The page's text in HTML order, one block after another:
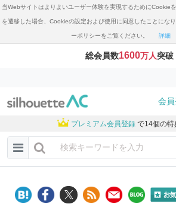
当Webサイトはよりよいユーザー体験を実現するためにCookie
を遷移した場合、Cookieの設定および使用に同意したことにな
ーポリシーをご覧ください。 詳細
総会員数1600万人突破
会
プレミアム会員登録 で14個の特